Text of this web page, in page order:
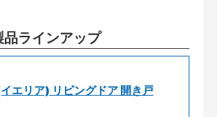
ラインアップ
エリア) リビングドア 開き戸